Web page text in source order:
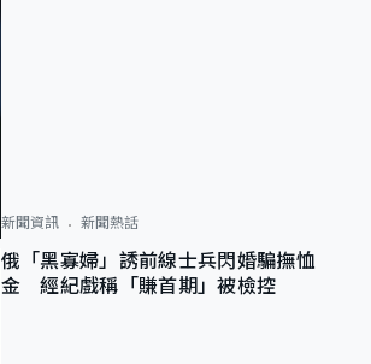
新聞資訊 新聞熱話
俄「黑寡婦」誘前線士兵閃婚騙撫恤
金 經紀戲稱「賺首期」被檢控